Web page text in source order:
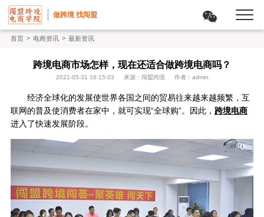
做跨境 找闯盟
首页 > 电商资讯 > 最新资讯
跨境电商市场怎样，现在还适合做跨境电商吗？
2021-05-31 16:15:03 来源：闯盟跨境 作者：admin
经济全球化的发展使世界各国之间的贸易往来越来越频繁，互
联网的普及使消费者在家中，就可实现“全球购”。因此， 跨境电商
进入了快速发展阶段。